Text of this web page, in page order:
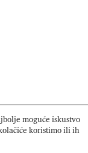
moguće iskustvo
koristimo ili ih